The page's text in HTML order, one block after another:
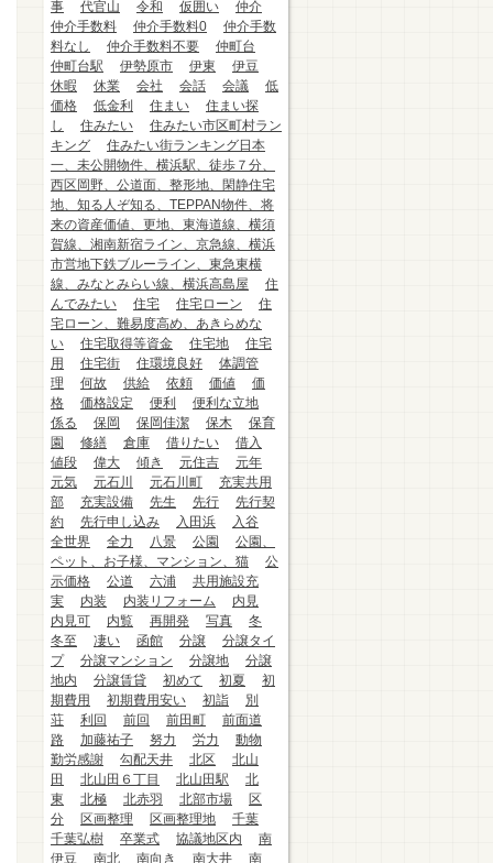
事
代官山 令和 仮囲い
仲介
仲介手数料
仲介手数料0
仲介手数
料なし
仲介手数料不要
仲町台
仲町台駅
伊勢原市 伊東
伊豆
休暇
休業 会社 会話 会議
低
価格
低金利 住まい
住まい探
し
住みたい
住みたい市区町村ラン
キング
住みたい街ランキング日本
一、未公開物件、横浜駅、徒歩７分、
西区岡野、公道面、整形地、閑静住宅
地、知る人ぞ知る、TEPPAN物件、将
来の資産価値、更地、東海道線、横須
賀線、湘南新宿ライン、京急線、横浜
市営地下鉄ブルーライン、東急東横
線、みなとみらい線、横浜高島屋
住
んでみたい
住宅 住宅ローン
住
宅ローン、難易度高め、あきらめな
い
住宅取得等資金 住宅地
住宅
用
住宅街 住環境良好
体調管
理
何故 供給 依頼 価値
価
格
価格設定 便利
便利な立地
係る
保岡 保岡佳潔 保木
保育
園
修繕 倉庫 借りたい
借入
値段
偉大 傾き 元住吉
元年
元気
元石川 元石川町
充実共用
部
充実設備 先生 先行
先行契
約
先行申し込み 入田浜
入谷
全世界
全力 八景 公園
公園、
ペット、お子様、マンション、猫
公
示価格
公道 六浦
共用施設充
実
内装 内装リフォーム
内見
内見可
内覧 再開発 写真
冬
冬至
凄い 函館 分譲
分譲タイ
プ
分譲マンション 分譲地
分譲
地内
分譲賃貸 初めて 初夏
初
期費用
初期費用安い 初詣
別
荘
利回 前回 前田町
前面道
路
加藤祐子 努力 労力
動物
勤労感謝
勾配天井 北区
北山
田
北山田６丁目 北山田駅
北
東
北極 北赤羽 北部市場
区
分
区画整理 区画整理地
千葉
千葉弘樹
卒業式 協議地区内
南
伊豆
南北 南向き 南大井
南